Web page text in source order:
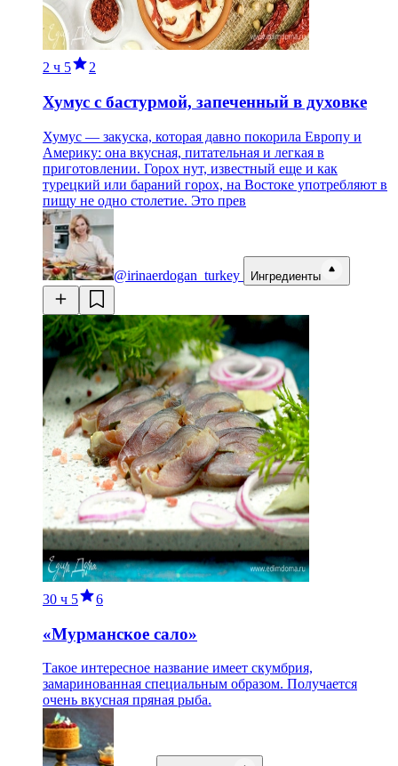
2 ч 5 2
Хумус с бастурмой, запеченный в духовке
Хумус — закуска, которая давно покорила Европу и
Америку: она вкусная, питательная и легкая в
приготовлении. Горох нут, известный еще и как
турецкий или бараний горох, на Востоке употребляют в
пищу не одно столетие. Это прев
@irinaerdogan_turkey Ингредиенты
30 ч 5 6
«Мурманское сало»
Такое интересное название имеет скумбрия,
замаринованная специальным образом. Получается
очень вкусная пряная рыба.